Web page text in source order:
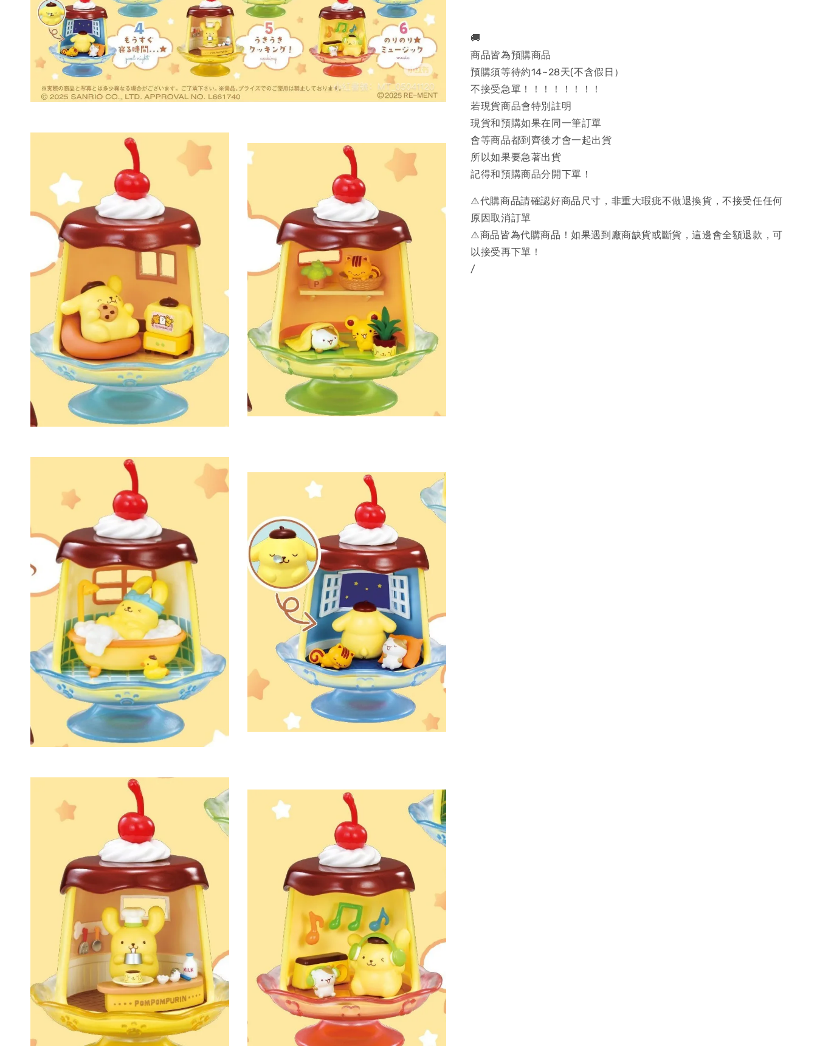
🚚
商品皆為預購商品
預購須等待約14~28天(不含假日）
不接受急單！！！！！！！！
若現貨商品會特別註明
現貨和預購如果在同一筆訂單
會等商品都到齊後才會一起出貨
所以如果要急著出貨
記得和預購商品分開下單！
⚠️代購商品請確認好商品尺寸，非重大瑕疵不做退換貨，不接受任任何
原因取消訂單
⚠️商品皆為代購商品！如果遇到廠商缺貨或斷貨，這邊會全額退款，可
以接受再下單！
/